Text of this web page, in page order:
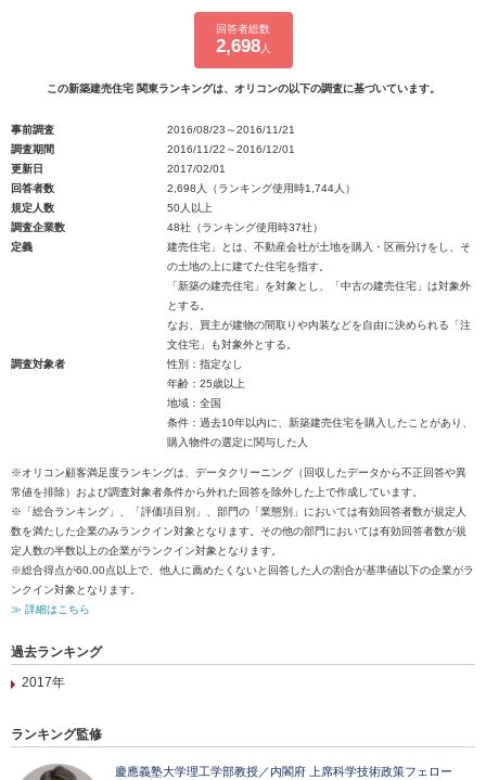
回答者総数
2,698人
この新築建売住宅 関東ランキングは、オリコンの以下の調査に基づいています。
事前調査
2016/08/23～2016/11/21
調査期間
2016/11/22～2016/12/01
更新日
2017/02/01
回答者数
2,698人（ランキング使用時1,744人）
規定人数
50人以上
調査企業数
48社（ランキング使用時37社）
定義
建売住宅」とは、不動産会社が土地を購入・区画分けをし、そ
の土地の上に建てた住宅を指す。
「新築の建売住宅」を対象とし、「中古の建売住宅」は対象外
とする。
なお、買主が建物の間取りや内装などを自由に決められる「注
文住宅」も対象外とする。
調査対象者
性別：指定なし
年齢：25歳以上
地域：全国
条件：過去10年以内に、新築建売住宅を購入したことがあり、
購入物件の選定に関与した人
※オリコン顧客満足度ランキングは、データクリーニング（回収したデータから不正回答や異
常値を排除）および調査対象者条件から外れた回答を除外した上で作成しています。
※「総合ランキング」、「評価項目別」、部門の「業態別」においては有効回答者数が規定人
数を満たした企業のみランクイン対象となります。その他の部門においては有効回答者数が規
定人数の半数以上の企業がランクイン対象となります。
※総合得点が60.00点以上で、他人に薦めたくないと回答した人の割合が基準値以下の企業がラ
ンクイン対象となります。
≫ 詳細はこちら
過去ランキング
2017年
ランキング監修
慶應義塾大学理工学部教授／内閣府 上席科学技術政策フェロー